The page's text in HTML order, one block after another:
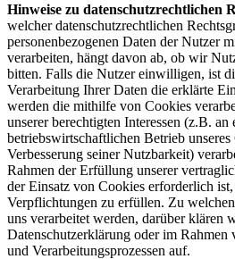
Hinweise zu datenschutzrechtlichen
welcher datenschutzrechtlichen
personenbezogenen Daten der Nutzer
verarbeiten, hängt davon ab, ob wir
bitten. Falls die Nutzer einwilligen, ist
Verarbeitung Ihrer Daten die erklärte
werden die mithilfe von Cookies
unserer berechtigten Interessen (z.B. an
betriebswirtschaftlichen Betrieb unseres
Verbesserung seiner Nutzbarkeit)
Rahmen der Erfüllung unserer
der Einsatz von Cookies erforderlich
Verpflichtungen zu erfüllen. Zu
uns verarbeitet werden, darüber klären
Datenschutzerklärung oder im
und Verarbeitungsprozessen auf.